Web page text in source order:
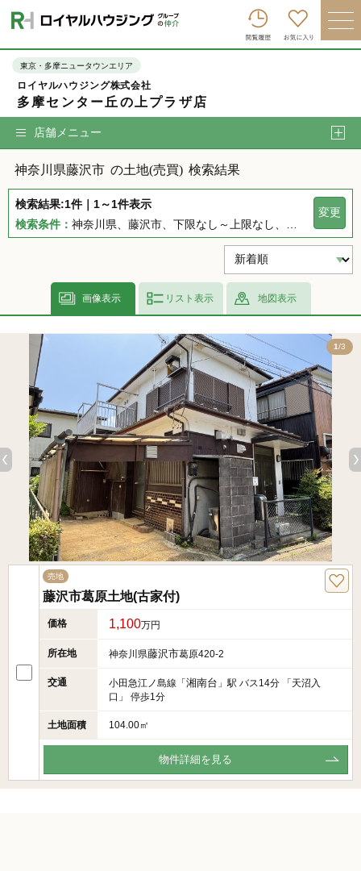
東京・多摩ニュータウンエリア
ロイヤルハウジング株式会社
多摩センター丘の上プラザ店
店舗メニュー
神奈川県藤沢市 の土地(売買) 検索結果
検索結果:1件｜1～1件表示
検索条件： 神奈川県、藤沢市、下限なし～上限なし、指定しない、指定なし、指定しない、下限なし～上限なし、指定なし
変更
画像表示 リスト表示 地図表示
1/3
売地
藤沢市葛原土地(古家付)
価格 1,100万円
所在地 神奈川県藤沢市葛原420-2
交通 小田急江ノ島線「 湘南台 」駅 バス14分 「天沼入
口」 停歩1分
土地面積 104.00㎡
物件詳細を見る
ロイヤルハウジンググループトップへ
買いたい
売りたい
借りたい
貸したい
企業情報
会員登録